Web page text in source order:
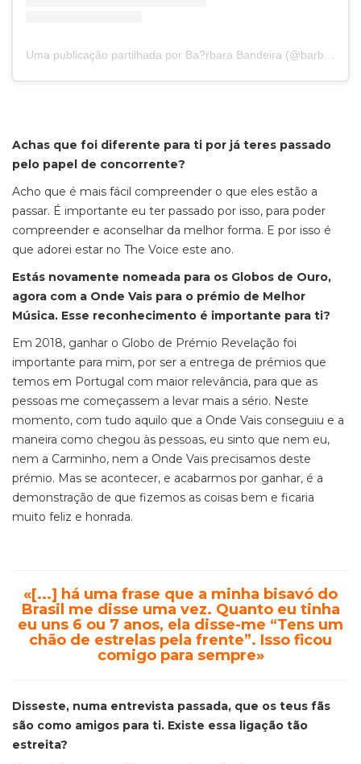
Uma publicação partilhada por Ba?rbara Bandeira (@barbarabandeiraa)
Achas que foi diferente para ti por já teres passado
pelo papel de concorrente?
Acho que é mais fácil compreender o que eles estão a
passar. É importante eu ter passado por isso, para poder
compreender e aconselhar da melhor forma. E por isso é
que adorei estar no The Voice este ano.
Estás novamente nomeada para os Globos de Ouro,
agora com a Onde Vais para o prémio de Melhor
Música. Esse reconhecimento é importante para ti?
Em 2018, ganhar o Globo de Prémio Revelação foi
importante para mim, por ser a entrega de prémios que
temos em Portugal com maior relevância, para que as
pessoas me começassem a levar mais a sério. Neste
momento, com tudo aquilo que a Onde Vais conseguiu e a
maneira como chegou às pessoas, eu sinto que nem eu,
nem a Carminho, nem a Onde Vais precisamos deste
prémio. Mas se acontecer, e acabarmos por ganhar, é a
demonstração de que fizemos as coisas bem e ficaria
muito feliz e honrada.
«[...] há uma frase que a minha bisavó do
Brasil me disse uma vez. Quanto eu tinha
eu uns 6 ou 7 anos, ela disse-me “Tens um
chão de estrelas pela frente”. Isso ficou
comigo para sempre»
Disseste, numa entrevista passada, que os teus fãs
são como amigos para ti. Existe essa ligação tão
estreita?